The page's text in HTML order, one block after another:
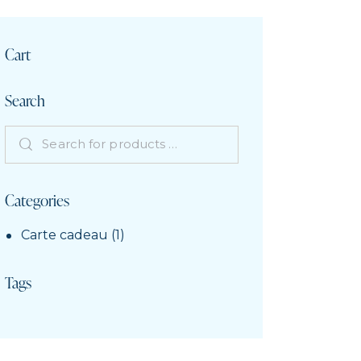
Cart
Search
Categories
Carte cadeau (1)
Tags